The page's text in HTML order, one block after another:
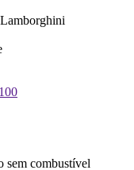
sem combustível